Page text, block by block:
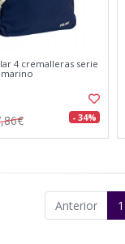
4 cremalleras serie
marino
- 34%
Anterior 1